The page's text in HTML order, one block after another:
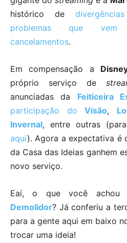
histórico de
problemas que vem
cancelamentos.
Em compensação a
próprio serviço de
anunciadas da Feiticeira
participação do Visão,
Invernal, entre outras
aqui). Agora a expectativa é
da Casa das Ideias ganhem
novo serviço.
Eaí, o que você achou
Demolidor? Já conferiu a
para a gente aqui em baixo
trocar uma ideia!